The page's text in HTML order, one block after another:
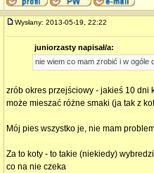
Wysłany: 2013-05-19, 22:22
juniorzasty napisał/a:
nie wiem co mam zrobić i w ogóle
zrób okres przejściowy - jakieś 10 dni
może mieszać różne smaki (ja tak z
Mój pies wszystko je, nie mam
Za to koty - to takie (niekiedy)
co na nie czeka